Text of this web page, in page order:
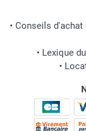
• Conseils d'achat
• Lexique
•